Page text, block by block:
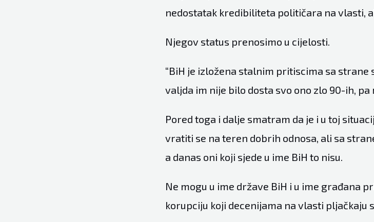
nedostatak kredibiliteta političara na vlasti,
Njegov status prenosimo u cijelosti.
“BiH je izložena stalnim pritiscima sa strane
valjda im nije bilo dosta svo ono zlo 90-ih, pa
Pored toga i dalje smatram da je i u toj
vratiti se na teren dobrih odnosa, ali sa
a danas oni koji sjede u ime BiH to nisu.
Ne mogu u ime države BiH i u ime građana
korupciju koji decenijama na vlasti pljačkaju